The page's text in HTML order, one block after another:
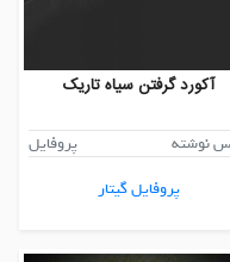
آکورد گرفتن سیاه تاریک
نوشته
پروفایل
پروفایل گیتار